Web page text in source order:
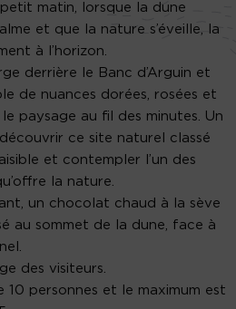
matin, lorsque la dune
et que la nature s’éveille, la
à l’horizon.
derrière le Banc d’Arguin et
de nuances dorées, rosées et
paysage au fil des minutes. Un
ce site naturel classé
et contempler l’un des
la nature.
un chocolat chaud à la sève
au sommet de la dune, face à
des visiteurs.
personnes et le maximum est